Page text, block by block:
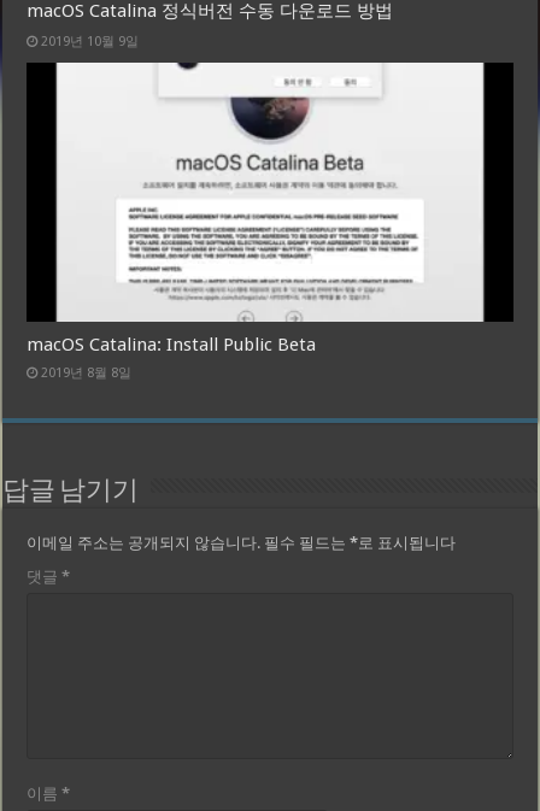
macOS Catalina 정식버전 수동 다운로드 방법
2019년 10월 9일
macOS Catalina: Install Public Beta
2019년 8월 8일
답글 남기기
이메일 주소는 공개되지 않습니다. 필수 필드는*로 표시됩니다
댓글*
이름*